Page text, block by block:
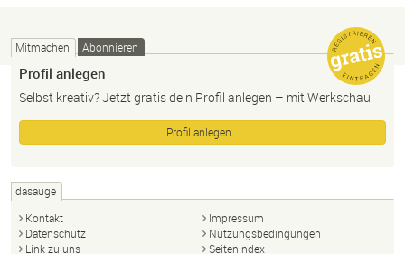
Mitmachen Abonnieren
Profil anlegen
Selbst kreativ? Jetzt gratis dein Profil anlegen – mit Werkschau!
Profil anlegen…
dasauge
Kontakt
Impressum
Datenschutz
Nutzungsbedingungen
Link zu uns
Seitenindex